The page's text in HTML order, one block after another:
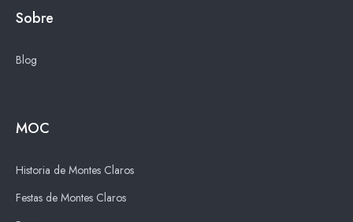
Sobre
Blog
MOC
Historia de Montes Claros
Festas de Montes Claros